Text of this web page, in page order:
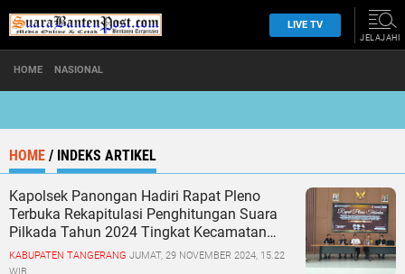
LIVE TV
JELAJAHI
HOME NASIONAL
HOME / INDEKS ARTIKEL
Kapolsek Panongan Hadiri Rapat Pleno
Terbuka Rekapitulasi Penghitungan Suara
Pilkada Tahun 2024 Tingkat Kecamatan
Panongan
KABUPATEN TANGERANG JUMAT, 29 NOVEMBER 2024, 15.22
WIB